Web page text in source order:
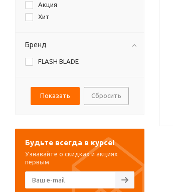
Акция
Хит
Бренд
FLASH BLADE
Сбросить
Будьте всегда в курсе!
Узнавайте о скидках и акциях
первым